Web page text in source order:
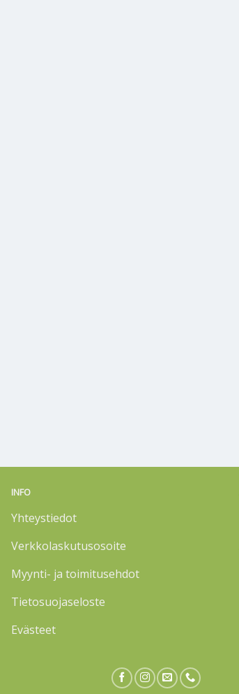
INFO
Yhteystiedot
Verkkolaskutusosoite
Myynti- ja toimitusehdot
Tietosuojaseloste
Evästeet